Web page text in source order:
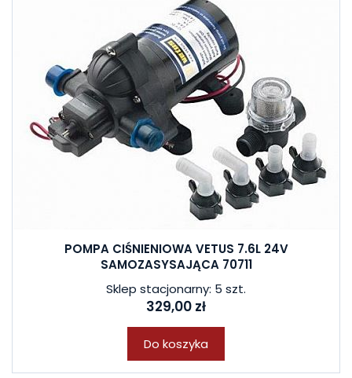
POMPA CIŚNIENIOWA VETUS 7.6L 24V
SAMOZASYSAJĄCA 70711
Sklep stacjonarny: 5 szt.
329,00 zł
Do koszyka